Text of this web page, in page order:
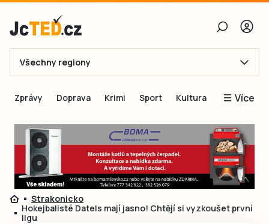
E-mail
Obnovit heslo
Přihlásit se
Přihlásit se přes Facebook
Všechny regiony
Zprávy Doprava Krimi Sport Kultura Více
Blogy
Inspirace
Čtenáři píší
Speciální přílohy
Strakonicko
Hokejbalisté Datels mají jasno! Chtějí si vyzkoušet první
ligu